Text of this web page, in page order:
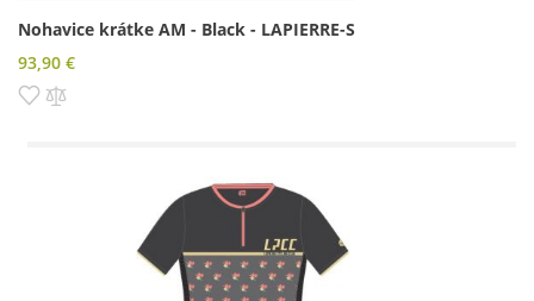
Nohavice krátke AM - Black - LAPIERRE-S
93,90 €
Pridať do zoznamu prianí